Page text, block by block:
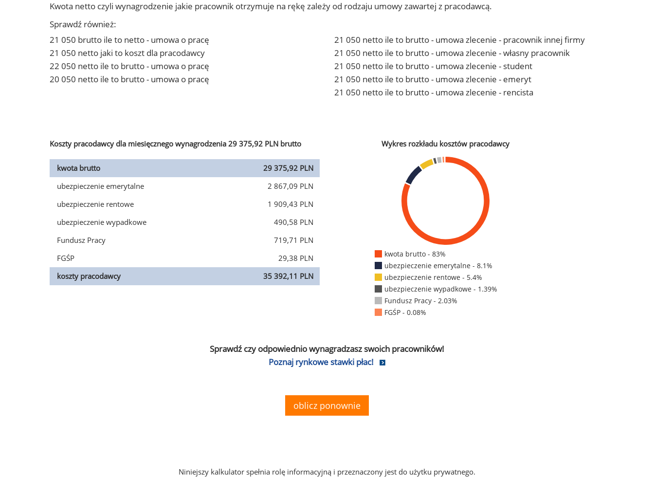
Kwota netto czyli wynagrodzenie jakie pracownik otrzymuje na rękę zależy od rodzaju umowy zawartej z pracodawcą.
Sprawdź również:
21 050 brutto ile to netto - umowa o pracę
21 050 netto jaki to koszt dla pracodawcy
22 050 netto ile to brutto - umowa o pracę
20 050 netto ile to brutto - umowa o pracę
21 050 netto ile to brutto - umowa zlecenie - pracownik innej firmy
21 050 netto ile to brutto - umowa zlecenie - własny pracownik
21 050 netto ile to brutto - umowa zlecenie - student
21 050 netto ile to brutto - umowa zlecenie - emeryt
21 050 netto ile to brutto - umowa zlecenie - rencista
Koszty pracodawcy dla miesięcznego wynagrodzenia 29 375,92 PLN brutto
kwota brutto
29 375,92 PLN
ubezpieczenie emerytalne
2 867,09 PLN
ubezpieczenie rentowe
1 909,43 PLN
ubezpieczenie wypadkowe
490,58 PLN
Fundusz Pracy
719,71 PLN
FGŚP
29,38 PLN
koszty pracodawcy
35 392,11 PLN
Wykres rozkładu kosztów pracodawcy
kwota brutto - 83%
ubezpieczenie emerytalne - 8.1%
ubezpieczenie rentowe - 5.4%
ubezpieczenie wypadkowe - 1.39%
Fundusz Pracy - 2.03%
FGŚP - 0.08%
Sprawdź czy odpowiednio wynagradzasz swoich pracowników!
Poznaj rynkowe stawki płac!
oblicz ponownie
Niniejszy kalkulator spełnia rolę informacyjną i przeznaczony jest do użytku prywatnego.